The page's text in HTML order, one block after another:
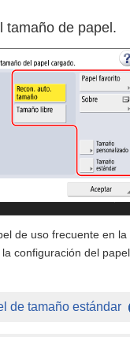
tamaño de papel.
de uso frecuente en la
configuración del
de tamaño estándar